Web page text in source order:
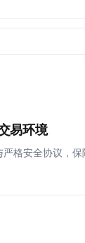
易环境
严格安全协议，